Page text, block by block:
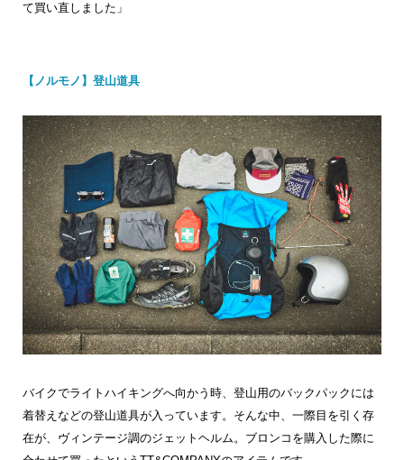
て買い直しました」
【ノルモノ】登山道具
バイクでライトハイキングへ向かう時、登山用のバックパックには
着替えなどの登山道具が入っています。そんな中、一際目を引く存
在が、ヴィンテージ調のジェットヘルム。ブロンコを購入した際に